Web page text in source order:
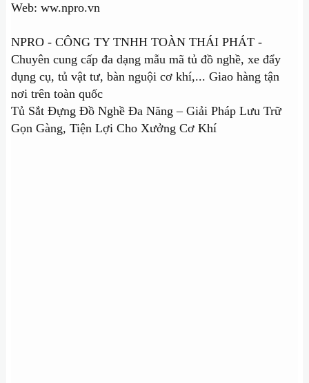
Web: ww.npro.vn
NPRO - CÔNG TY TNHH TOÀN THÁI PHÁT -
Chuyên cung cấp đa dạng mẫu mã tủ đồ nghề, xe đẩy
dụng cụ, tủ vật tư, bàn nguội cơ khí,... Giao hàng tận
nơi trên toàn quốc
Tủ Sắt Đựng Đồ Nghề Đa Năng – Giải Pháp Lưu Trữ
Gọn Gàng, Tiện Lợi Cho Xưởng Cơ Khí